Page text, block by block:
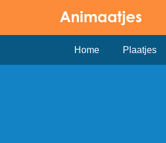
Home Plaatjes